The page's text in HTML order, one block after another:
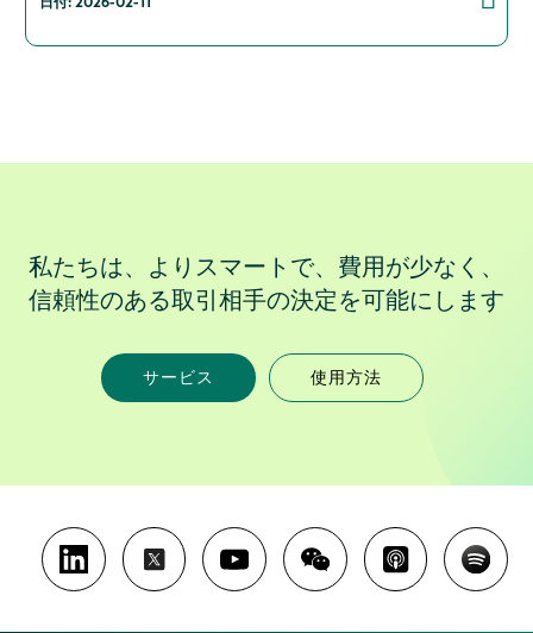
私たちは、よりスマートで、費用が少なく、
信頼性のある取引相手の決定を可能にします
サービス 使用方法